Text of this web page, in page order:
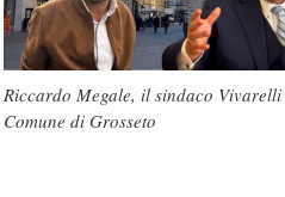
Riccardo Megale, il sindaco
Comune di Grosseto